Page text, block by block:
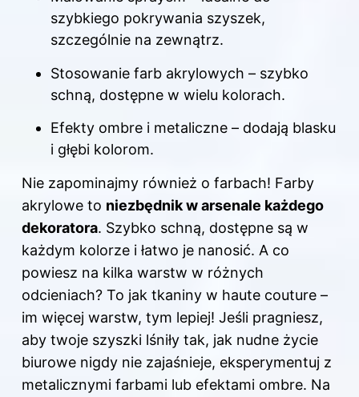
szybkiego pokrywania szyszek,
szczególnie na zewnątrz.
Stosowanie farb akrylowych – szybko
schną, dostępne w wielu kolorach.
Efekty ombre i metaliczne – dodają blasku
i głębi kolorom.
Nie zapominajmy również o farbach! Farby
akrylowe to niezbędnik w arsenale każdego
dekoratora. Szybko schną, dostępne są w
każdym kolorze i łatwo je nanosić. A co
powiesz na kilka warstw w różnych
odcieniach? To jak tkaniny w haute couture –
im więcej warstw, tym lepiej! Jeśli pragniesz,
aby twoje szyszki lśniły tak, jak nudne życie
biurowe nigdy nie zajaśnieje, eksperymentuj z
metalicznymi farbami lub efektami ombre. Na